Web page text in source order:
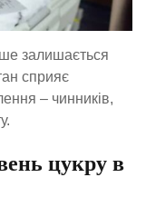
залишається
сприяє
– чинників,
цукру в